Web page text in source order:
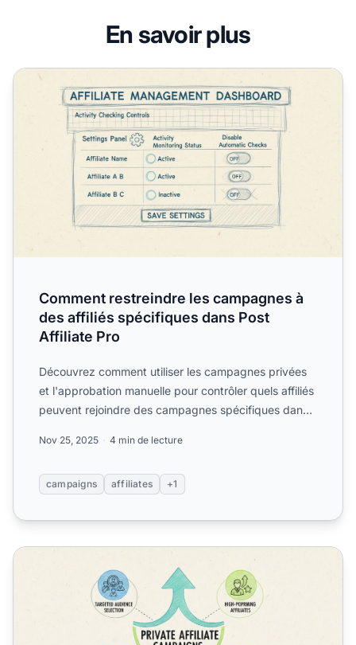
En savoir plus
Comment restreindre les campagnes à des affiliés
Comment restreindre les campagnes à
des affiliés spécifiques dans Post
Affiliate Pro
Découvrez comment utiliser les campagnes privées
et l'approbation manuelle pour contrôler quels affiliés
peuvent rejoindre des campagnes spécifiques dans
Nov 25, 2025 4 min de lecture
campaigns affiliates +1
Pourquoi utiliser des campagnes d'affiliation privéesxa0?